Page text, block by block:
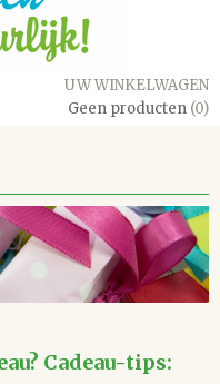
UW WINKELWAGEN
Geen producten (0)
Cadeau-tips: